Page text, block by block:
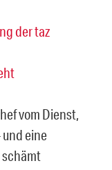
der taz
vom Dienst,
und eine
schämt